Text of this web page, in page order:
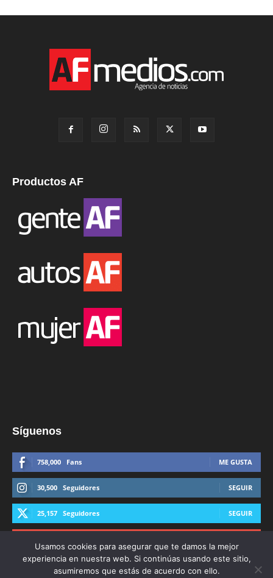
Productos AF
Síguenos
758,000 Fans ME GUSTA
30,500 Seguidores SEGUIR
25,157 Seguidores SEGUIR
Usamos cookies para asegurar que te damos la mejor
experiencia en nuestra web. Si continúas usando este sitio,
asumiremos que estás de acuerdo con ello.